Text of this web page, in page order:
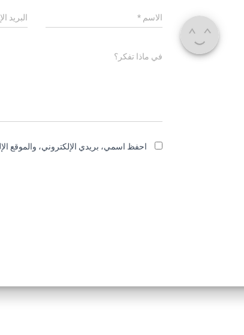
الاسم * البريد
في ماذا تفكر؟
احفظ اسمي، بريدي الإلكتروني، والموقع